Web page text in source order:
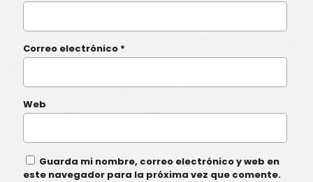
Correo electrónico *
Web
Guarda mi nombre, correo electrónico y web en
este navegador para la próxima vez que comente.